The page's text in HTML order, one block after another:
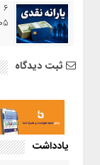
۱۴۰۵ و مبلغ
ثبت دیدگاه
یادداشت